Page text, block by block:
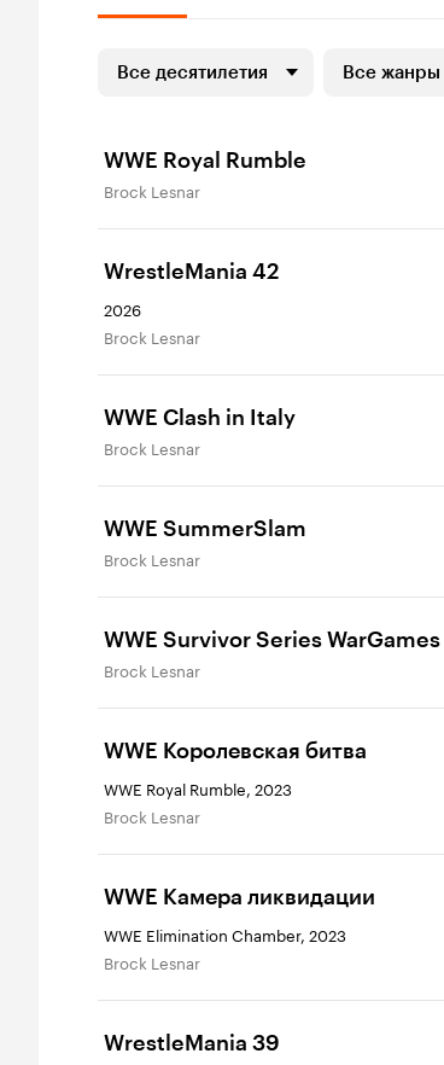
Все десятилетия Все жанры
WWE Royal Rumble
Brock Lesnar
WrestleMania 42
2026
Brock Lesnar
WWE Clash in Italy
Brock Lesnar
WWE SummerSlam
Brock Lesnar
WWE Survivor Series WarGames
Brock Lesnar
WWE Королевская битва
WWE Royal Rumble, 2023
Brock Lesnar
WWE Камера ликвидации
WWE Elimination Chamber, 2023
Brock Lesnar
WrestleMania 39